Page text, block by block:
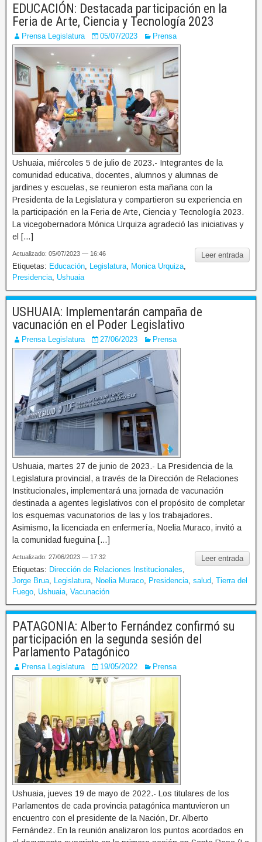
EDUCACIÓN: Destacada participación en la
Feria de Arte, Ciencia y Tecnología 2023
Prensa Legislatura 05/07/2023 Prensa
Ushuaia, miércoles 5 de julio de 2023.- Integrantes de la
comunidad educativa, docentes, alumnos y alumnas de
jardines y escuelas, se reunieron esta mañana con la
Presidenta de la Legislatura y compartieron su experiencia en
la participación en la Feria de Arte, Ciencia y Tecnología 2023.
La vicegobernadora Mónica Urquiza agradeció las iniciativas y
el […]
Leer entrada
Actualizado: 05/07/2023 — 16:46
Etiquetas: Educación Legislatura Monica Urquiza
Presidencia Ushuaia
USHUAIA: Implementarán campaña de
vacunación en el Poder Legislativo
Prensa Legislatura 27/06/2023 Prensa
Ushuaia, martes 27 de junio de 2023.- La Presidencia de la
Legislatura provincial, a través de la Dirección de Relaciones
Institucionales, implementará una jornada de vacunación
destinada a agentes legislativos con el propósito de completar
los esquemas vacunatorios de las y los trabajadores.
Asimismo, la licenciada en enfermería, Noelia Muraco, invitó a
la comunidad fueguina […]
Leer entrada
Actualizado: 27/06/2023 — 17:32
Etiquetas: Dirección de Relaciones Institucionales
Jorge Brua
Legislatura Noelia Muraco Presidencia salud Tierra del
Fuego Ushuaia Vacunación
PATAGONIA: Alberto Fernández confirmó su
participación en la segunda sesión del
Parlamento Patagónico
Prensa Legislatura 19/05/2022 Prensa
Ushuaia, jueves 19 de mayo de 2022.- Los titulares de los
Parlamentos de cada provincia patagónica mantuvieron un
encuentro con el presidente de la Nación, Dr. Alberto
Fernández. En la reunión analizaron los puntos acordados en